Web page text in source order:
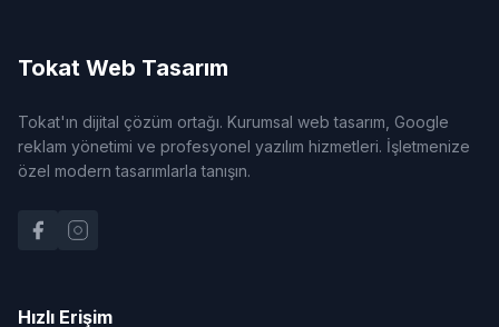
Tokat Web Tasarım
Tokat'ın dijital çözüm ortağı. Kurumsal web tasarım, Google
reklam yönetimi ve profesyonel yazılım hizmetleri. İşletmenize
özel modern tasarımlarla tanışın.
Hızlı Erişim